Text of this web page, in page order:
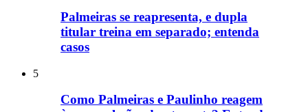
Palmeiras se reapresenta, e dupla
titular treina em separado; entenda
casos
5
Como Palmeiras e Paulinho reagem